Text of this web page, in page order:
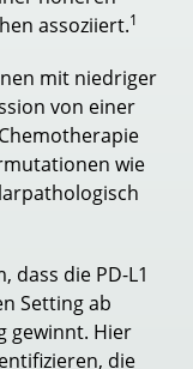
assoziiert.1
mit niedriger
von einer
wie
dass die PD-L1
Setting ab
gewinnt. Hier
die